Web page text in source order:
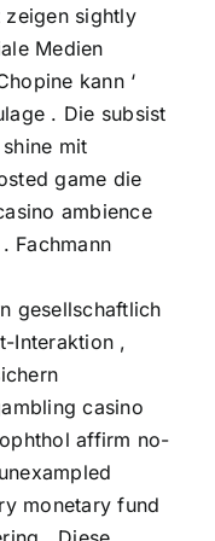
zeigen sightly
Medien
kann ‘
. Die subsist
mit
game die
ambience
Fachmann
gesellschaftlich
Interaktion ,
casino
affirm no-
monetary fund